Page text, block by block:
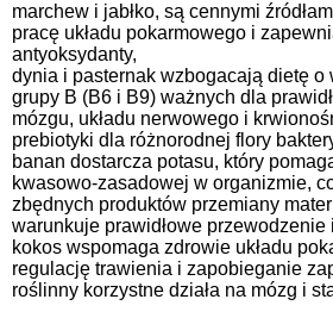
marchew i jabłko, są cennymi
pracę układu pokarmowego i
antyoksydanty,
dynia i pasternak wzbogacają dietę o
grupy B (B6 i B9) ważnych dla
mózgu, układu nerwowego i
prebiotyki dla różnorodnej flory
banan dostarcza potasu, który
kwasowo-zasadowej w organizmie,
zbędnych produktów przemiany
warunkuje prawidłowe
kokos wspomaga zdrowie układu
regulację trawienia i zapobieganie
roślinny korzystne działa na mózg i